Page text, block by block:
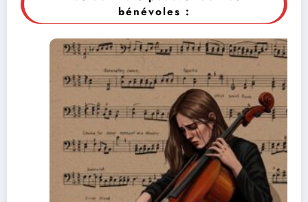
bénévoles :